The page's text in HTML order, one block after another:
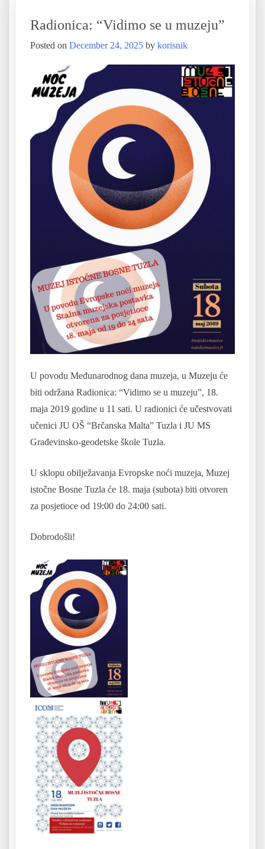
Radionica: “Vidimo se u muzeju”
Posted on December 24, 2025 by korisnik
U povodu Međunarodnog dana muzeja, u Muzeju će
biti održana Radionica: “Vidimo se u muzeju”, 18.
maja 2019 godine u 11 sati. U radionici će učestvovati
učenici JU OŠ “Brčanska Malta” Tuzla i JU MS
Građevinsko-geodetske škole Tuzla.
U sklopu obilježavanja Evropske noći muzeja, Muzej
istočne Bosne Tuzla će 18. maja (subota) biti otvoren
za posjetioce od 19:00 do 24:00 sati.
Dobrodošli!